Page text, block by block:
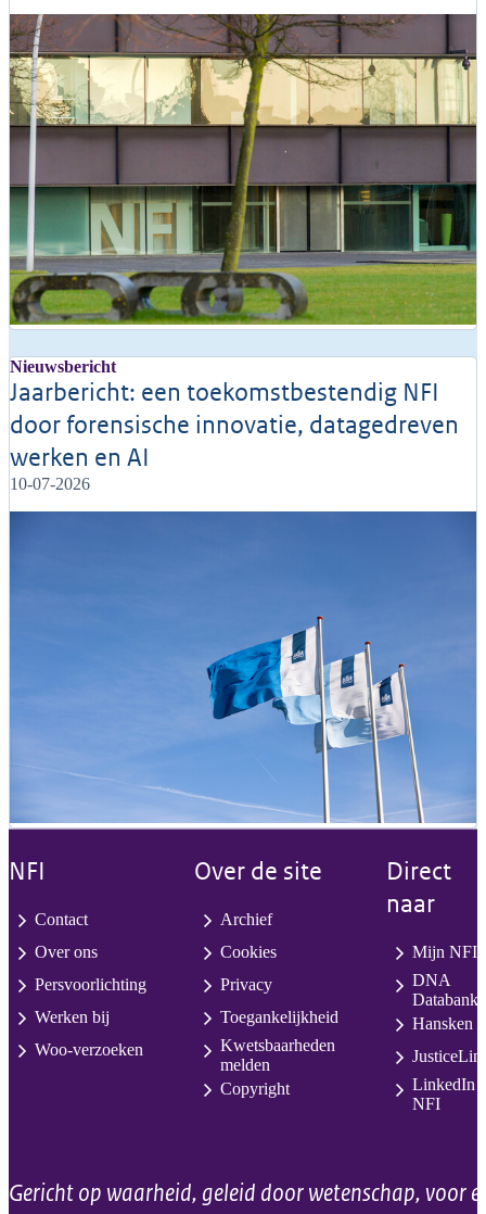
Nieuwsbericht
Jaarbericht: een toekomstbestendig NFI
door forensische innovatie, datagedreven
werken en AI
10-07-2026
NFI
Contact
Over ons
Persvoorlichting
Werken bij
Woo-verzoeken
Over de site
Archief
Cookies
Privacy
Toegankelijkheid
Kwetsbaarheden
melden
Copyright
Direct
naar
Mijn NFI
DNA
Databank
Hansken
LinkedIn
NFI
Gericht op waarheid, geleid door wetenschap, voor